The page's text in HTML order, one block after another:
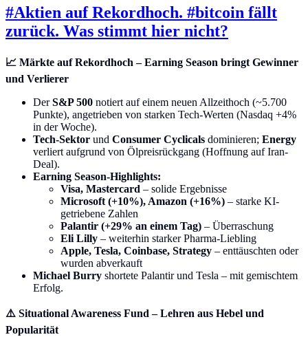
#Aktien auf Rekordhoch. #bitcoin fällt
zurück. Was stimmt hier nicht?
📈 Märkte auf Rekordhoch – Earning Season bringt Gewinner
und Verlierer
DerS&P 500 notiert auf einem neuen Allzeithoch (~5.700
Punkte), angetrieben von starken Tech-Werten (Nasdaq +4%
in der Woche).
Tech-Sektor und Consumer Cyclicals dominieren; Energy
verliert aufgrund von Ölpreisrückgang (Hoffnung auf Iran-
Deal).
Earning Season-Highlights:
Visa, Mastercard – solide Ergebnisse
Microsoft (+10%), Amazon (+16%) – starke KI-
getriebene Zahlen
Palantir (+29% an einem Tag) – Überraschung
Eli Lilly – weiterhin starker Pharma-Liebling
Apple, Tesla, Coinbase, Strategy – enttäuschten oder
wurden abverkauft
Michael Burry shortete Palantir und Tesla – mit gemischtem
Erfolg.
⚠️ Situational Awareness Fund – Lehren aus Hebel und
Popularität